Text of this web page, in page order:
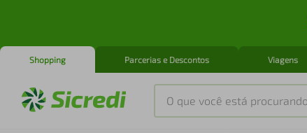
Shopping Parcerias e Descontos Viagens
O que você está procurando?